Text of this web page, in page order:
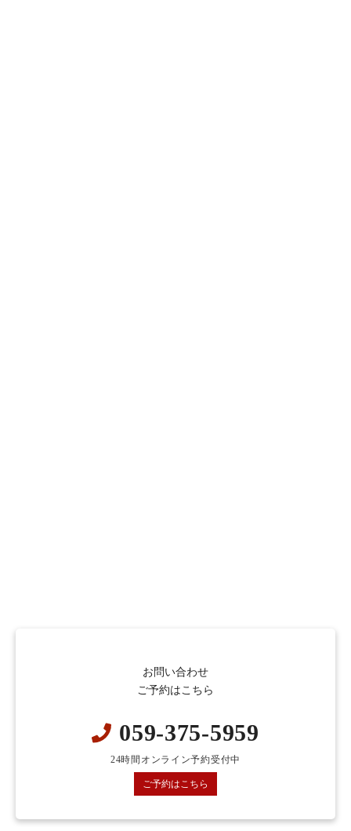
お問い合わせ
ご予約はこちら
059-375-5959
24時間オンライン予約受付中
ご予約はこちら